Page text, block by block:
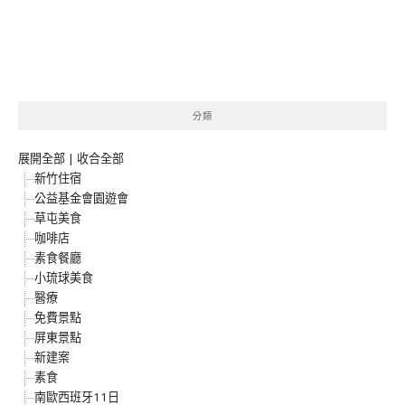
分類
展開全部 | 收合全部
新竹住宿
公益基金會園遊會
草屯美食
咖啡店
素食餐廳
小琉球美食
醫療
免費景點
屏東景點
新建案
素食
南歐西班牙11日